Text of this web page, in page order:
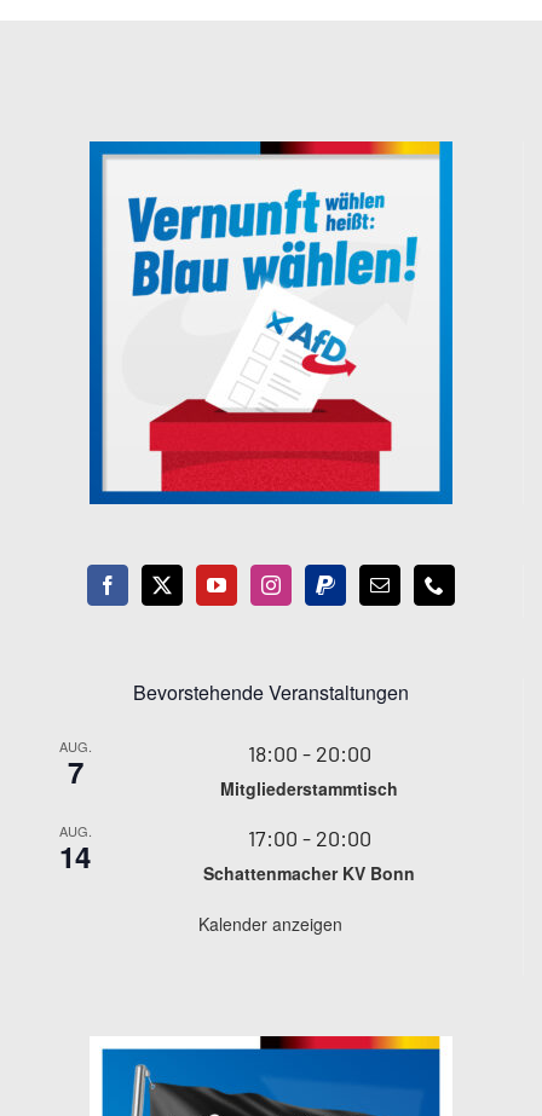
Bevorstehende Veranstaltungen
AUG.
7 18:00 - 20:00
Mitgliederstammtisch
AUG.
14 17:00 - 20:00
Schattenmacher KV Bonn
Kalender anzeigen